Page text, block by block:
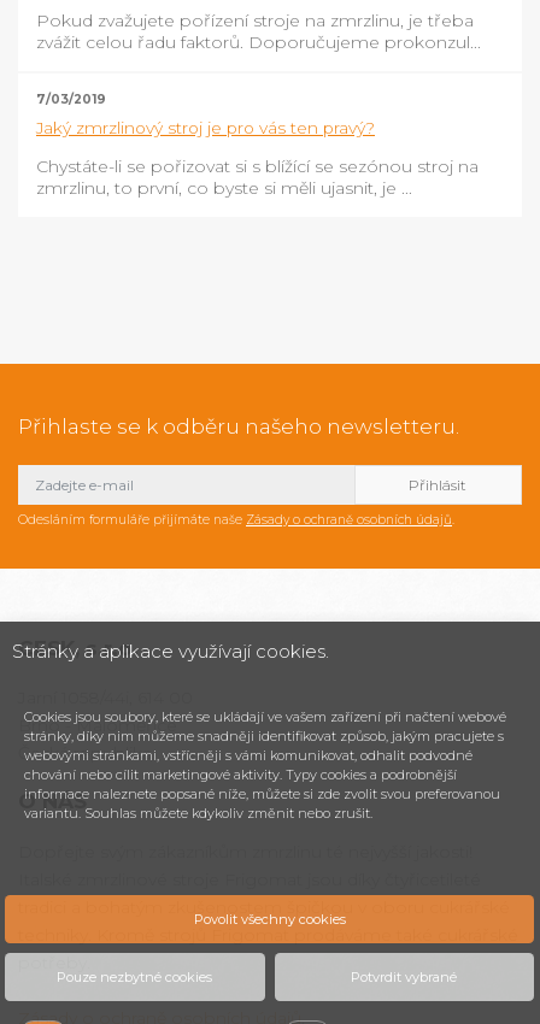
Pokud zvažujete pořízení stroje na zmrzlinu, je třeba
zvážit celou řadu faktorů. Doporučujeme prokonzul...
7/03/2019
Jaký zmrzlinový stroj je pro vás ten pravý?
Chystáte-li se pořizovat si s blížící se sezónou stroj na
zmrzlinu, to první, co byste si měli ujasnit, je ...
Přihlaste se k odběru našeho newsletteru.
Odesláním formuláře přijímáte naše Zásady o ochraně osobních údajů.
CESK,s.r.o.
Brno - Maloměřice
Česká republika
O NÁS
Zásady o ochraně osobních údajů.
Stránky a aplikace využívají cookies.
Cookies jsou soubory, které se ukládají ve vašem zařízení při načtení webové
stránky, díky nim můžeme snadněji identifikovat způsob, jakým pracujete s
webovými stránkami, vstřícněji s vámi komunikovat, odhalit podvodné
chování nebo cílit marketingové aktivity. Typy cookies a podrobnější
informace naleznete popsané níže, můžete si zde zvolit svou preferovanou
variantu. Souhlas můžete kdykoliv změnit nebo zrušit.
Pouze nezbytné cookies Potvrdit vybrané
Povolit všechny cookies